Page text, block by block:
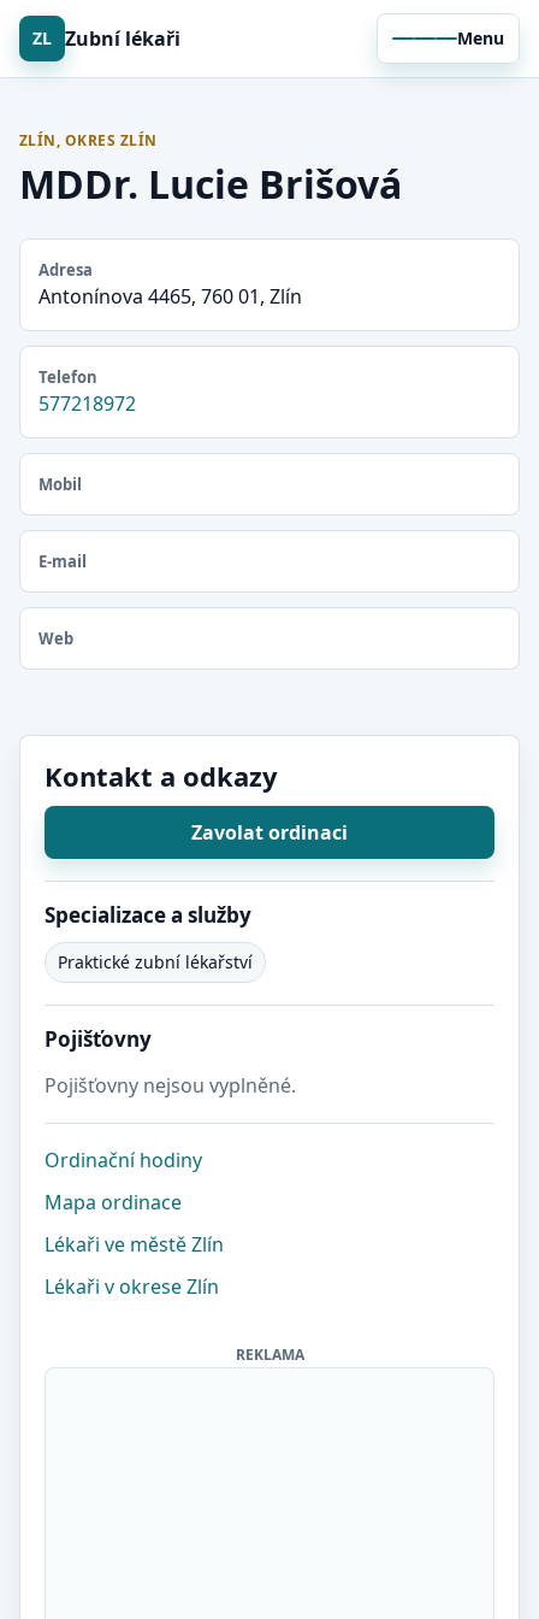
ZL Zubní lékaři Menu
ZLÍN, OKRES ZLÍN
MDDr. Lucie Brišová
Adresa
Antonínova 4465, 760 01, Zlín
Telefon
577218972
Mobil
E-mail
Web
Kontakt a odkazy
Zavolat ordinaci
Specializace a služby
Praktické zubní lékařství
Pojišťovny
Pojišťovny nejsou vyplněné.
Ordinační hodiny
Mapa ordinace
Lékaři ve městě Zlín
Lékaři v okrese Zlín
REKLAMA